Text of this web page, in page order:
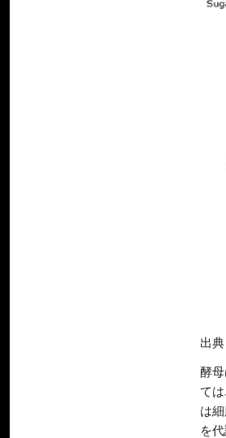
出
酵
て
は
を